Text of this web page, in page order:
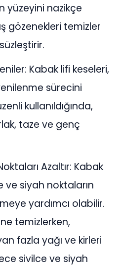
yüzeyini nazikçe
gözenekleri temizler
Kabak lifi keseleri,
sürecini
kullanıldığında,
taze ve genç
Azaltır: Kabak
ve siyah noktaların
yardımcı olabilir.
temizlerken,
fazla yağı ve kirleri
sivilce ve siyah